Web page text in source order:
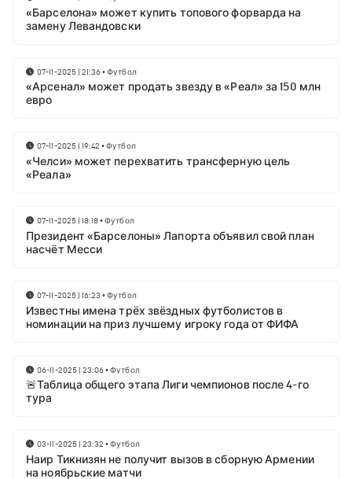
«Барселона» может купить топового форварда на
замену Левандовски
07-11-2025 | 21:36•Футбол
«Арсенал» может продать звезду в «Реал» за 150 млн
евро
07-11-2025 | 19:42 •Футбол
«Челси» может перехватить трансферную цель
«Реала»
07-11-2025 | 18:18•Футбол
Президент «Барселоны» Лапорта объявил свой план
насчёт Месси
07-11-2025 | 16:23 •Футбол
Известны имена трёх звёздных футболистов в
номинации на приз лучшему игроку года от ФИФА
06-11-2025 | 23:06•Футбол
🚨Таблица общего этапа Лиги чемпионов после 4-го
тура
03-11-2025 | 23:32 •Футбол
Наир Тикнизян не получит вызов в сборную Армении
на ноябрьские матчи